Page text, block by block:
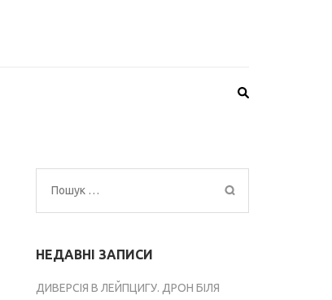
Пошук:
НЕДАВНІ ЗАПИСИ
ДИВЕРСІЯ В ЛЕЙПЦИГУ. ДРОН БІЛЯ